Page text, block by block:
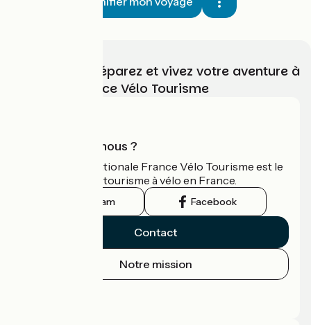
Choisissez, préparez et vivez votre aventure à
vélo avec France Vélo Tourisme
Qui sommes-nous ?
L'association nationale France Vélo Tourisme est le
guide officiel du tourisme à vélo en France.
Instagram Facebook
Contact
Notre mission